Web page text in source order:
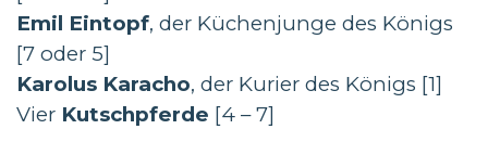
Emil Eintopf, der Küchenjunge des Königs
[7 oder 5]
Karolus Karacho, der Kurier des Königs [1]
Vier Kutschpferde [4 – 7]